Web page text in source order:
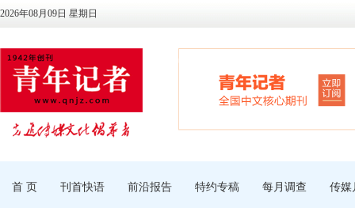
2026年08月09日 星期日
首 页 刊首快语 前沿报告 特约专稿 每月调查 传媒